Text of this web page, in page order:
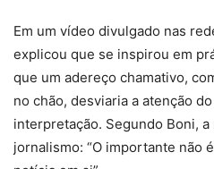
Em um vídeo divulgado nas
explicou que se inspirou em
que um adereço chamativo,
no chão, desviaria a atenção
interpretação. Segundo Boni,
jornalismo: “O importante não